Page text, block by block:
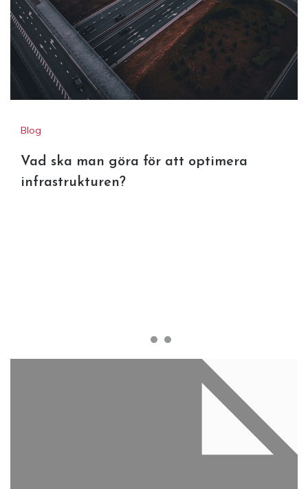
Blog
Vad ska man göra för att optimera
infrastrukturen?